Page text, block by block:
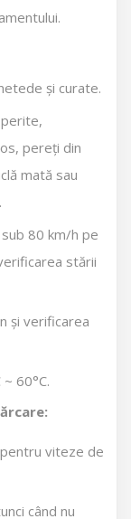
și curate.
pereți din
mată sau
80 km/h pe
stării
și verificarea
60°C.
viteze de
când nu